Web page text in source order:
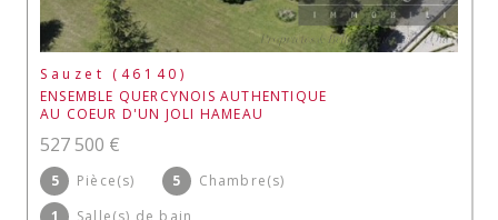
Sauzet (46140)
ENSEMBLE QUERCYNOIS AUTHENTIQUE
AU COEUR D'UN JOLI HAMEAU
527 500 €
5 Pièce(s) 5
Chambre(s)
1
Salle(s) de bain